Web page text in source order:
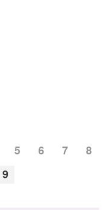
5 6 7
8
9